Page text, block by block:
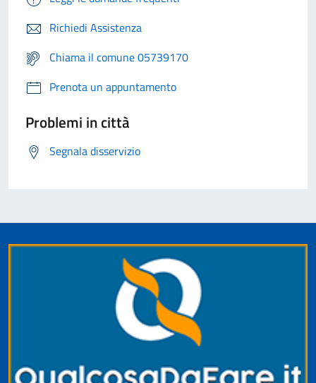
Richiedi Assistenza
Chiama il comune 05739170
Prenota un appuntamento
Problemi in città
Segnala disservizio